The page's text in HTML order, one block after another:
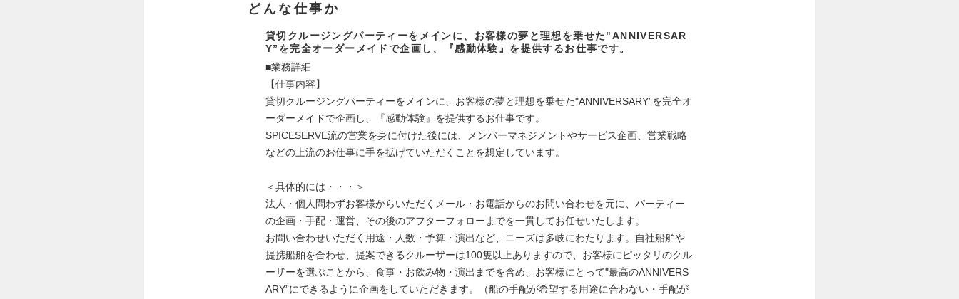
どんな仕事か
貸切クルージングパーティーをメインに、お客様の夢と理想を乗せた"ANNIVERSAR
Y”を完全オーダーメイドで企画し、『感動体験』を提供するお仕事です。
■業務詳細
【仕事内容】
貸切クルージングパーティーをメインに、お客様の夢と理想を乗せた"ANNIVERSARY”を完全オ
ーダーメイドで企画し、『感動体験』を提供するお仕事です。
SPICESERVE流の営業を身に付けた後には、メンバーマネジメントやサービス企画、営業戦略
などの上流のお仕事に手を拡げていただくことを想定しています。
＜具体的には・・・＞
法人・個人問わずお客様からいただくメール・お電話からのお問い合わせを元に、パーティー
の企画・手配・運営、その後のアフターフォローまでを一貫してお任せいたします。
お問い合わせいただく用途・人数・予算・演出など、ニーズは多岐にわたります。自社船舶や
提携船舶を合わせ、提案できるクルーザーは100隻以上ありますので、お客様にピッタリのクル
ーザーを選ぶことから、食事・お飲み物・演出までを含め、お客様にとって"最高のANNIVERS
ARY”にできるように企画をしていただきます。（船の手配が希望する用途に合わない・手配が